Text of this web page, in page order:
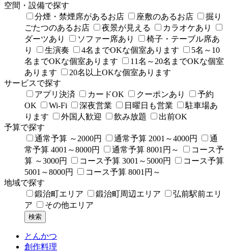
空間・設備で探す
分煙・禁煙席があるお店
座敷のあるお店
掘り
ごたつのあるお店
夜景が見える
カラオケあり
ダーツあり
ソファー席あり
椅子・テーブル席あ
り
生演奏 4名までOKな個室あります
5名～10
名までOKな個室あります
11名～20名までOKな個室
あります
20名以上OKな個室あります
サービスで探す
アプリ決済
カードOK クーポンあり
予約
OK
Wi-Fi 深夜営業 日曜日も営業
駐車場あ
ります
外国人歓迎 飲み放題
出前OK
予算で探す
通常予算 ～2000円
通常予算 2001～4000円
通
常予算 4001～8000円
通常予算 8001円～
コース予
算 ～3000円
コース予算 3001～5000円
コース予算
5001～8000円
コース予算 8001円～
地域で探す
鍛治町エリア
鍛治町周辺エリア
弘前駅前エリ
ア
その他エリア
とんかつ
創作料理